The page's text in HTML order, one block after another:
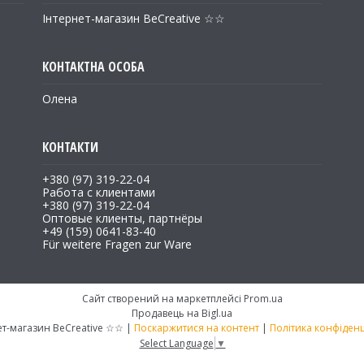
Інтернет-магазин BeCreative ☆☆
Олена
+380 (97) 319-22-04
Работа с клиентами
+380 (97) 319-22-04
Оптовые клиенты, партнёры
+49 (159) 0641-83-40
Für weitere Fragen zur Ware
Сайт створений на маркетплейсі Prom.ua
Продавець на Bigl.ua
Інтернет-магазин BeCreative ☆☆ | Поскаржитися на контент | Політика
Select Language ▼